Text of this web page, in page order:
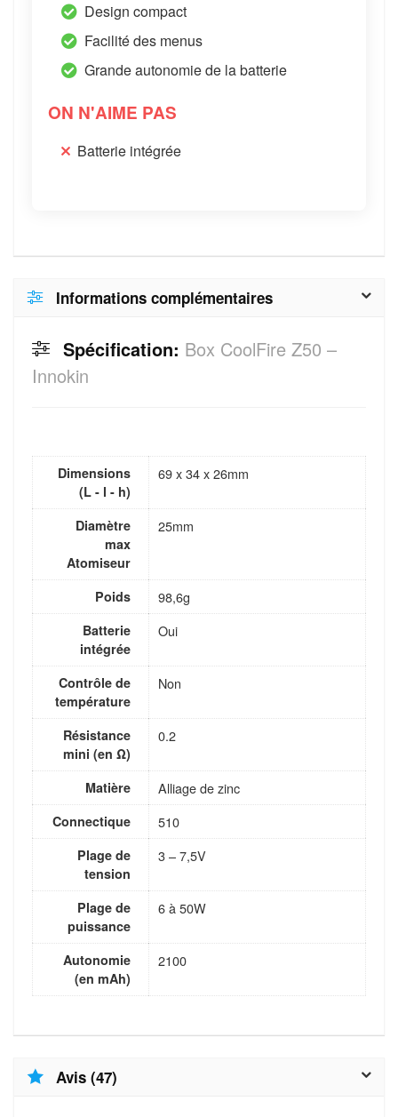
Design compact
Facilité des menus
Grande autonomie de la batterie
ON N'AIME PAS
Batterie intégrée
Informations complémentaires
Spécification: Box CoolFire Z50 –
Innokin
Dimensions
(L - l - h)
69 x 34 x 26mm
Diamètre
max
Atomiseur
25mm
Poids 98,6g
Batterie
intégrée
Oui
Contrôle de
température
Non
Résistance
mini (en Ω)
0.2
Matière Alliage de zinc
Connectique 510
Plage de
tension
3 – 7,5V
Plage de
puissance
6 à 50W
Autonomie
(en mAh)
2100
Avis (47)